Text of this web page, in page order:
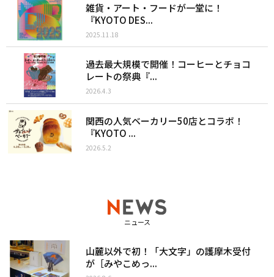
雑貨・アート・フードが一堂に！
『KYOTO DES...
2025.11.18
過去最大規模で開催！コーヒーとチョコ
レートの祭典『...
2026.4.3
関西の人気ベーカリー50店とコラボ！
『KYOTO ...
2026.5.2
ニュース
山麓以外で初！「大文字」の護摩木受付
が［みやこめっ...